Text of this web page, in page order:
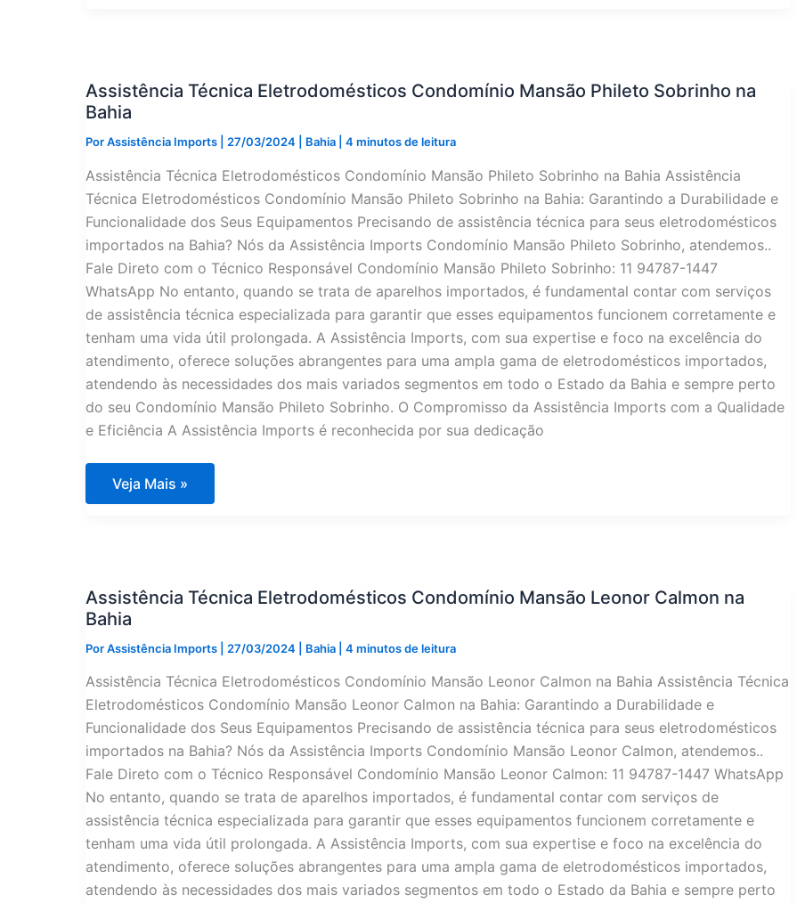
Assistência Técnica Eletrodomésticos Condomínio Mansão Phileto Sobrinho na
Bahia
PorAssistência Imports 27/03/2024 Bahia 4 minutos de leitura
Assistência Técnica Eletrodomésticos Condomínio Mansão Phileto Sobrinho na Bahia Assistência
Técnica Eletrodomésticos Condomínio Mansão Phileto Sobrinho na Bahia: Garantindo a Durabilidade e
Funcionalidade dos Seus Equipamentos Precisando de assistência técnica para seus eletrodomésticos
importados na Bahia? Nós da Assistência Imports Condomínio Mansão Phileto Sobrinho, atendemos..
Fale Direto com o Técnico Responsável Condomínio Mansão Phileto Sobrinho: 11 94787-1447
WhatsApp No entanto, quando se trata de aparelhos importados, é fundamental contar com serviços
de assistência técnica especializada para garantir que esses equipamentos funcionem corretamente e
tenham uma vida útil prolongada. A Assistência Imports, com sua expertise e foco na excelência do
atendimento, oferece soluções abrangentes para uma ampla gama de eletrodomésticos importados,
atendendo às necessidades dos mais variados segmentos em todo o Estado da Bahia e sempre perto
do seu Condomínio Mansão Phileto Sobrinho. O Compromisso da Assistência Imports com a Qualidade
e Eficiência A Assistência Imports é reconhecida por sua dedicação
Assistência
Técnica
Bahia
Veja Mais »
Assistência Técnica Eletrodomésticos Condomínio Mansão Leonor Calmon na
Bahia
PorAssistência Imports 27/03/2024 Bahia 4 minutos de leitura
Assistência Técnica Eletrodomésticos Condomínio Mansão Leonor Calmon na Bahia Assistência Técnica
Eletrodomésticos Condomínio Mansão Leonor Calmon na Bahia: Garantindo a Durabilidade e
Funcionalidade dos Seus Equipamentos Precisando de assistência técnica para seus eletrodomésticos
importados na Bahia? Nós da Assistência Imports Condomínio Mansão Leonor Calmon, atendemos..
Fale Direto com o Técnico Responsável Condomínio Mansão Leonor Calmon: 11 94787-1447 WhatsApp
No entanto, quando se trata de aparelhos importados, é fundamental contar com serviços de
assistência técnica especializada para garantir que esses equipamentos funcionem corretamente e
tenham uma vida útil prolongada. A Assistência Imports, com sua expertise e foco na excelência do
atendimento, oferece soluções abrangentes para uma ampla gama de eletrodomésticos importados,
atendendo às necessidades dos mais variados segmentos em todo o Estado da Bahia e sempre perto